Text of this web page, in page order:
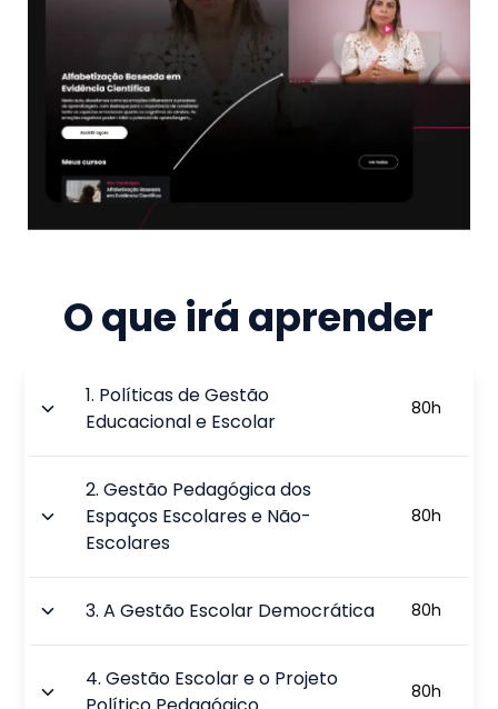
O que irá aprender
1. Políticas de Gestão
Educacional e Escolar
80h
2.Gestão Pedagógica dos
Espaços Escolares e Não-
Escolares
80h
3.A Gestão Escolar Democrática 80h
4.Gestão Escolar e o Projeto
80h